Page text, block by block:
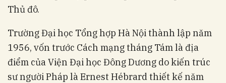
Thủ đô.
Trường Đại học Tổng hợp Hà Nội thành lập năm
1956, vốn trước Cách mạng tháng Tám là địa
điểm của Viện Đại học Đông Dương do kiến trúc
sư người Pháp là Ernest Hébrard thiết kế năm